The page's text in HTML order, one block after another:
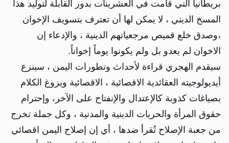
بريطانيا التي قامت في العشرينات بدور القابلة لتوليد هذا
المسخ الديني ، لا يمكن لها أن تعترف بتسويف الإخوان
،وصدق خلع قميص مرجعياتهم الدينية ، والإدعاء إن
الاخوان لم يعدو بل ولم يكونوا يوماً إخواناً.
سيقدم الهجري قراءة لأحداث وتطورات اليمن ، سينزع
أيديولوجيته العقائدية الاقصائية ، الاقصائية ويزوغ الكلام
بصياغات كذوبة كالإعتدال والإنفتاح على الآخر، وإحترام
حقوق المرأة والحريات الدينية والمدنية ، وكل جملة تخرج
من جعبة الإصلاح تُقرأ ضدها ، أي إن إصلاح اليمن اقصائي